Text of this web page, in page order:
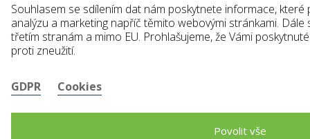
Souhlasem se sdílením dat nám poskytnete informace,
analýzu a marketing napříč těmito webovými stránkami.
třetím stranám a mimo EU. Prohlašujeme, že Vámi
proti zneužití.
GDPR Cookies
Povolit vše